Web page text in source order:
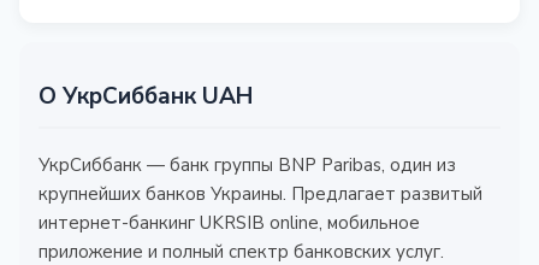
О УкрСиббанк UAH
УкрСиббанк — банк группы BNP Paribas, один из
крупнейших банков Украины. Предлагает развитый
интернет-банкинг UKRSIB online, мобильное
приложение и полный спектр банковских услуг.